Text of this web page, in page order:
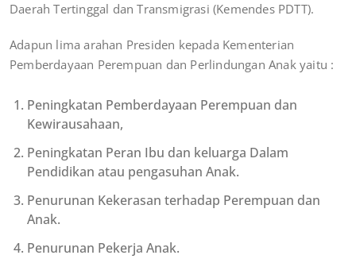
Daerah Tertinggal dan Transmigrasi (Kemendes PDTT).
Adapun lima arahan Presiden kepada Kementerian
Pemberdayaan Perempuan dan Perlindungan Anak yaitu :
Peningkatan Pemberdayaan Perempuan dan
Kewirausahaan,
Peningkatan Peran Ibu dan keluarga Dalam
Pendidikan atau pengasuhan Anak.
Penurunan Kekerasan terhadap Perempuan dan
Anak.
Penurunan Pekerja Anak.